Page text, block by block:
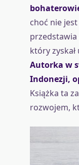
choć nie
który zyskał
Autorka w
Indonezji,
Książka ta
rozwojem,